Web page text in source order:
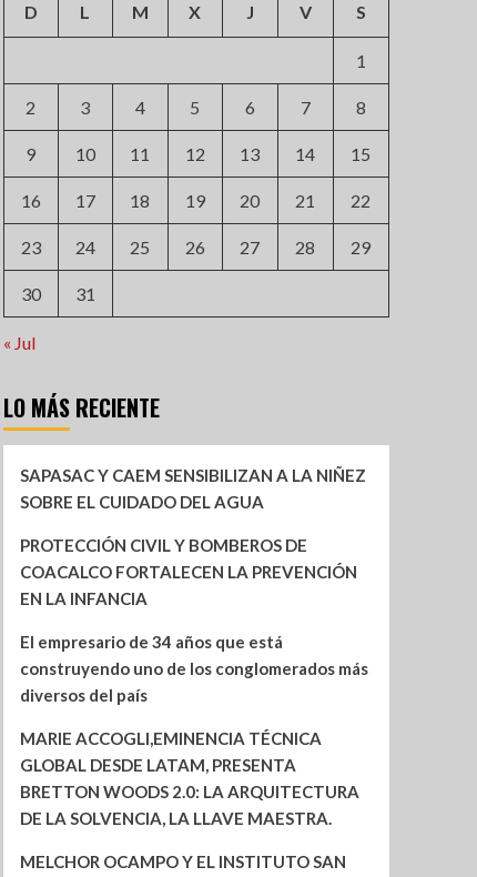
D L M X J V S
1
2 3 4 5 6 7 8
9 10 11 12 13 14 15
16 17 18 19 20 21 22
23 24 25 26 27 28 29
30 31
« Jul
LO MÁS RECIENTE
SAPASAC Y CAEM SENSIBILIZAN A LA NIÑEZ
SOBRE EL CUIDADO DEL AGUA
PROTECCIÓN CIVIL Y BOMBEROS DE
COACALCO FORTALECEN LA PREVENCIÓN
EN LA INFANCIA
El empresario de 34 años que está
construyendo uno de los conglomerados más
diversos del país
MARIE ACCOGLI,EMINENCIA TÉCNICA
GLOBAL DESDE LATAM, PRESENTA
BRETTON WOODS 2.0: LA ARQUITECTURA
DE LA SOLVENCIA, LA LLAVE MAESTRA.
MELCHOR OCAMPO Y EL INSTITUTO SAN